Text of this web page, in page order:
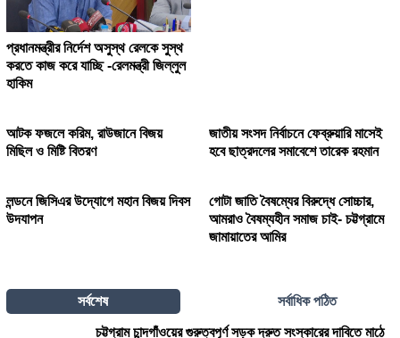
প্রধানমন্ত্রীর নির্দেশ অসুস্থ রেলকে সুস্থ
করতে কাজ করে যাচ্ছি -রেলমন্ত্রী জিল্লুল
হাকিম
আটক ফজলে করিম, রাউজানে বিজয়
মিছিল ও মিষ্টি বিতরণ
জাতীয় সংসদ নির্বাচনে ফেব্রুয়ারি মাসেই
হবে ছাত্রদলের সমাবেশে তারেক রহমান
লন্ডনে জিসিএর উদ্যোগে মহান বিজয় দিবস
উদযাপন
গোটা জাতি বৈষম্যের বিরুদ্ধে সোচ্চার,
আমরাও বৈষম্যহীন সমাজ চাই- চট্টগ্রামে
জামায়াতের আমির
সর্বশেষ সর্বাধিক পঠিত
চট্টগ্রাম চান্দগাঁওয়ের গুরুত্বপূর্ণ সড়ক দ্রুত সংস্কারের দাবিতে মাঠে